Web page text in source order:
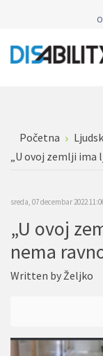
Početna
„U ovoj zemlji ima
sreda, 07 decembar 2022
„U ovoj
nema
Written byŽeljko